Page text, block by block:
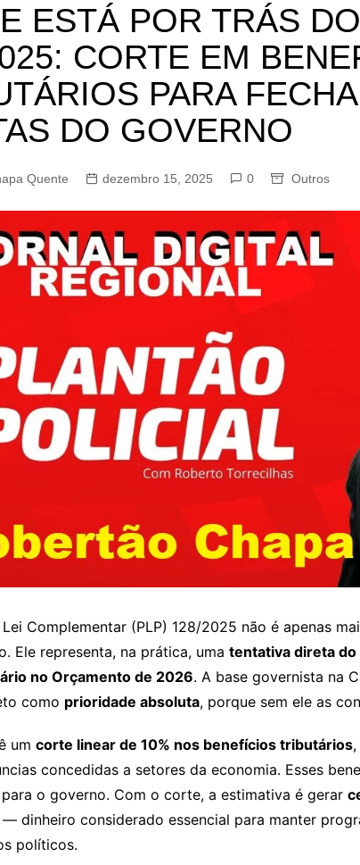
BARRETOS
CAMPINAS
JAGUARIÚNA
JUNDIAÍ
PAULÍNIA
PEDREIRA
ESTÁ POR TRÁS
CORTE EM
PARA
DO GOVERNO
Quente dezembro 15, 2025 0 Outros
Complementar (PLP) 128/2025 não é apenas
Ele representa, na prática, uma tentativa direta
no Orçamento de 2026. A base governista na
como prioridade absoluta, porque sem ele as
um corte linear de 10% nos benefícios tributários
concedidas a setores da economia. Esses
o governo. Com o corte, a estimativa é gerar
dinheiro considerado essencial para manter
políticos.